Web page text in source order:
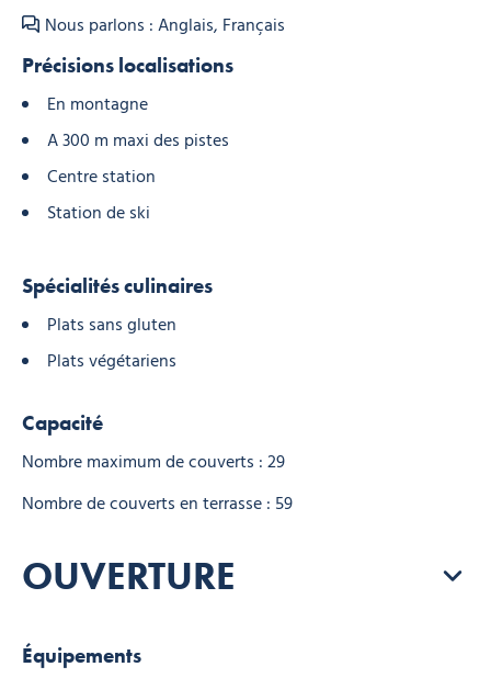
Nous parlons : Anglais, Français
Précisions localisations
En montagne
A 300 m maxi des pistes
Centre station
Station de ski
Spécialités culinaires
Plats sans gluten
Plats végétariens
Capacité
Nombre maximum de couverts : 29
Nombre de couverts en terrasse : 59
OUVERTURE
Équipements